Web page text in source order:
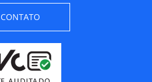
CONTATO